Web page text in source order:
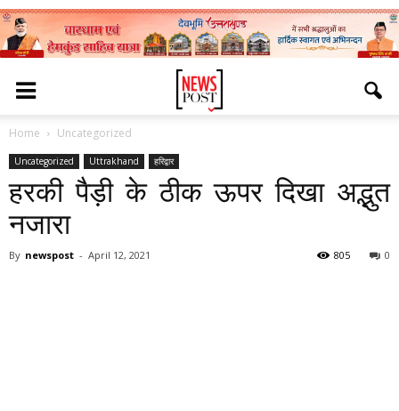
Home Uncategorized
Uncategorized Uttrakhand हरिद्वार
हरकी पैड़ी के ठीक ऊपर दिखा अद्भुत
नजारा
By newspost - April 12, 2021 0
805